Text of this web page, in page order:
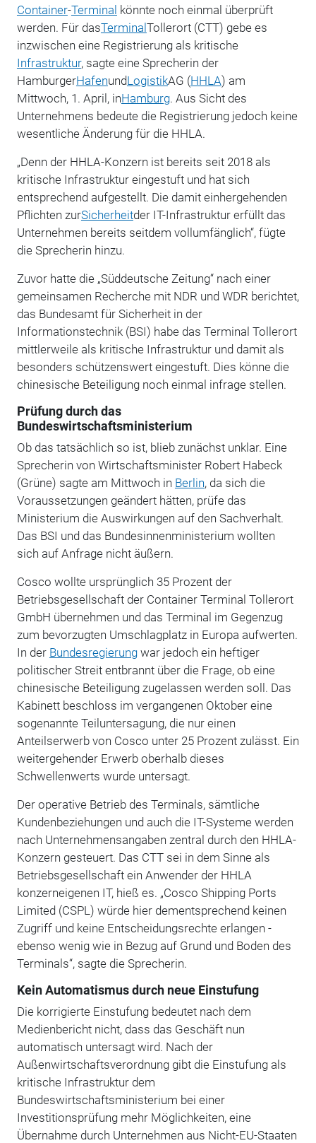
Container-Terminal könnte noch einmal überprüft
werden. Für dasTerminalTollerort (CTT) gebe es
inzwischen eine Registrierung als kritische
Infrastruktur, sagte eine Sprecherin der
HamburgerHafenundLogistikAG (HHLA) am
Mittwoch, 1. April, inHamburg. Aus Sicht des
Unternehmens bedeute die Registrierung jedoch keine
wesentliche Änderung für die HHLA.
„Denn der HHLA-Konzern ist bereits seit 2018 als
kritische Infrastruktur eingestuft und hat sich
entsprechend aufgestellt. Die damit einhergehenden
Pflichten zurSicherheitder IT-Infrastruktur erfüllt das
Unternehmen bereits seitdem vollumfänglich“, fügte
die Sprecherin hinzu.
Zuvor hatte die „Süddeutsche Zeitung“ nach einer
gemeinsamen Recherche mit NDR und WDR berichtet,
das Bundesamt für Sicherheit in der
Informationstechnik (BSI) habe das Terminal Tollerort
mittlerweile als kritische Infrastruktur und damit als
besonders schützenswert eingestuft. Dies könne die
chinesische Beteiligung noch einmal infrage stellen.
Prüfung durch das
Bundeswirtschaftsministerium
Ob das tatsächlich so ist, blieb zunächst unklar. Eine
Sprecherin von Wirtschaftsminister Robert Habeck
(Grüne) sagte am Mittwoch in Berlin, da sich die
Voraussetzungen geändert hätten, prüfe das
Ministerium die Auswirkungen auf den Sachverhalt.
Das BSI und das Bundesinnenministerium wollten
sich auf Anfrage nicht äußern.
Cosco wollte ursprünglich 35 Prozent der
Betriebsgesellschaft der Container Terminal Tollerort
GmbH übernehmen und das Terminal im Gegenzug
zum bevorzugten Umschlagplatz in Europa aufwerten.
In der Bundesregierungwar jedoch ein heftiger
politischer Streit entbrannt über die Frage, ob eine
chinesische Beteiligung zugelassen werden soll. Das
Kabinett beschloss im vergangenen Oktober eine
sogenannte Teiluntersagung, die nur einen
Anteilserwerb von Cosco unter 25 Prozent zulässt. Ein
weitergehender Erwerb oberhalb dieses
Schwellenwerts wurde untersagt.
Der operative Betrieb des Terminals, sämtliche
Kundenbeziehungen und auch die IT-Systeme werden
nach Unternehmensangaben zentral durch den HHLA-
Konzern gesteuert. Das CTT sei in dem Sinne als
Betriebsgesellschaft ein Anwender der HHLA
konzerneigenen IT, hieß es. „Cosco Shipping Ports
Limited (CSPL) würde hier dementsprechend keinen
Zugriff und keine Entscheidungsrechte erlangen -
ebenso wenig wie in Bezug auf Grund und Boden des
Terminals“, sagte die Sprecherin.
Kein Automatismus durch neue Einstufung
Die korrigierte Einstufung bedeutet nach dem
Medienbericht nicht, dass das Geschäft nun
automatisch untersagt wird. Nach der
Außenwirtschaftsverordnung gibt die Einstufung als
kritische Infrastruktur dem
Bundeswirtschaftsministerium bei einer
Investitionsprüfung mehr Möglichkeiten, eine
Übernahme durch Unternehmen aus Nicht-EU-Staaten